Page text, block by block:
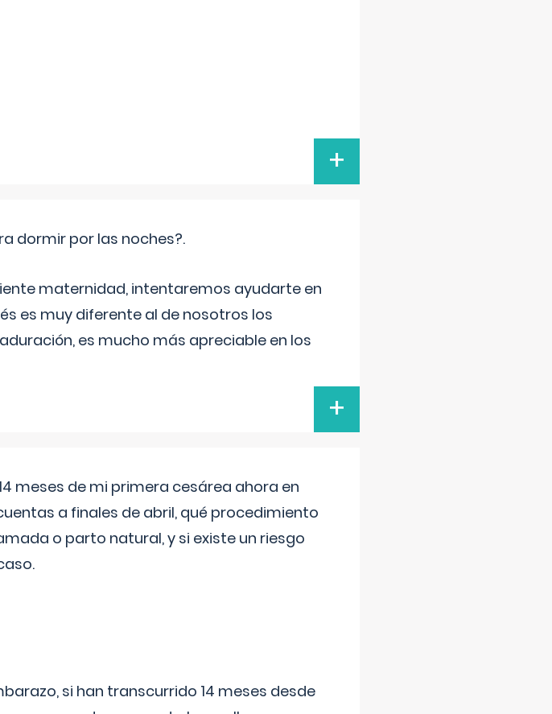
+
dormir por las noches?.
maternidad, intentaremos ayudarte en
es muy diferente al de nosotros los
es mucho más apreciable en los
+
meses de mi primera cesárea ahora en
a finales de abril, qué procedimiento
o parto natural, y si existe un riesgo
si han transcurrido 14 meses desde